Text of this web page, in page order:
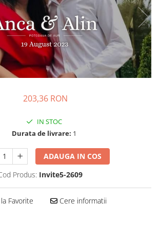
203,36 RON
IN STOC
Durata de livrare: 1
ADAUGA IN COS
Produs: Invite5-2609
Favorite Cere informatii